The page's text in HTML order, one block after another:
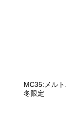
MC35:メル
冬限定